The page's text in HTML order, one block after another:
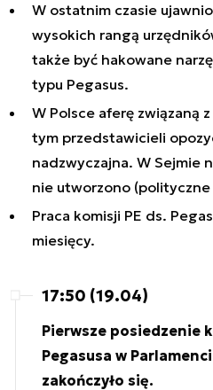
W ostatnim czasie
wysokich rangą
także być hakowane
typu Pegasus.
W Polsce aferę związaną
tym przedstawicieli
nadzwyczajna. W Sejmie
nie utworzono
Praca komisji PE ds.
miesięcy.
17:50 (19.04)
Pierwsze posiedzenie
Pegasusa w
zakończyło się.